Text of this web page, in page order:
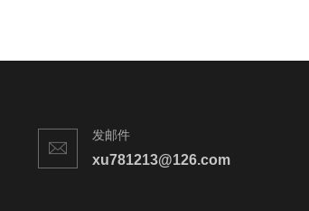
发邮件
xu781213@126.com